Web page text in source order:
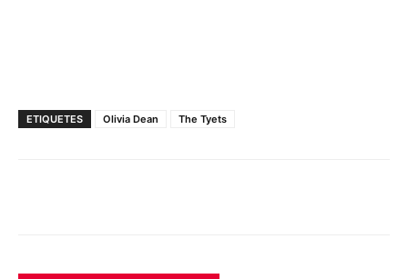
ETIQUETES Olivia Dean The Tyets